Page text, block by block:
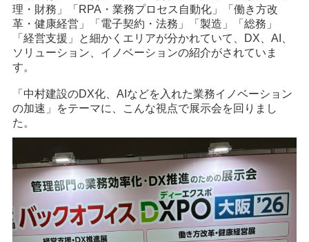
理・財務」「RPA・業務プロセス自動化」「働き方改
革・健康経営」「電子契約・法務」「製造」「総務」
「経営支援」と細かくエリアが分かれていて、DX、AI、
ソリューション、イノベーションの紹介がされていま
す。
「中村建設のDX化、AIなどを入れた業務イノベーション
の加速」をテーマに、こんな視点で展示会を回りまし
た。